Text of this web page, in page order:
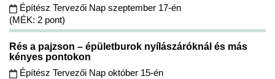
Építész Tervezői Nap szeptember 17-én
(MÉK: 2 pont)
Rés a pajzson – épületburok nyílászáróknál és más
kényes pontokon
Építész Tervezői Nap október 15-én